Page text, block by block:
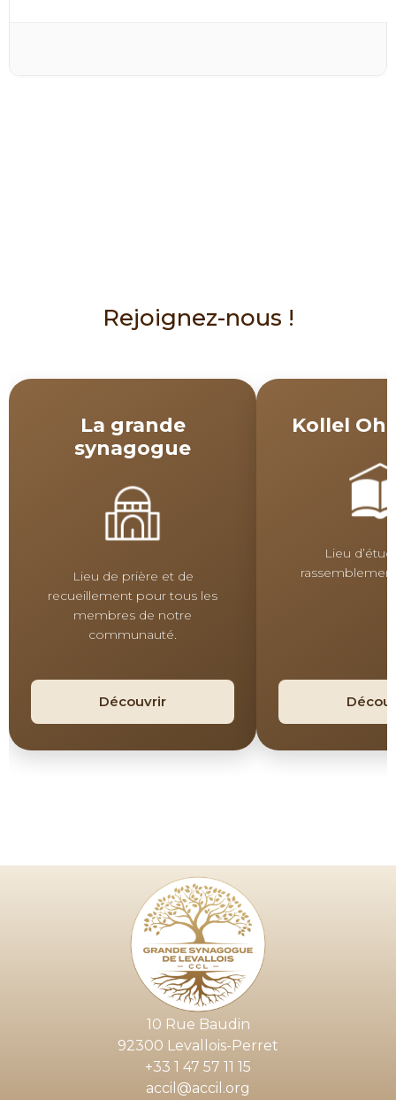
Rejoignez-nous !
La grande
synagogue
Lieu de prière et de
recueillement pour tous les
membres de notre
communauté.
Découvrir
Kollel
Lieu
10 Rue Baudin
92300 Levallois-Perret
+33 1 47 57 11 15
accil@accil.org